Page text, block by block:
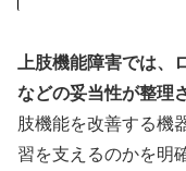
上肢機能障害では、
などの妥当性が整理
肢機能を改善する機
習を支えるのかを明